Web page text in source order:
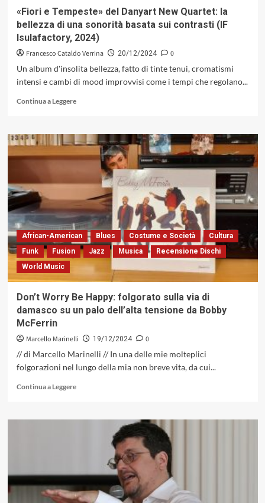
«Fiori e Tempeste» del Danyart New Quartet: la
bellezza di una sonorità basata sui contrasti (IF
Isulafactory, 2024)
Francesco Cataldo Verrina 20/12/2024
0
Un album d'insolita bellezza, fatto di tinte tenui, cromatismi
intensi e cambi di mood improvvisi come i tempi che regolano...
Continua a LeggereLeggi
su
«Fiori
e
Tempeste»
Danyart
New
Quartet:
la
bellezza
di
una
sonorità
basata
contrasti
(IF
2024)
African-American Blues Costume e Società
Cultura
Funk
Fusion Jazz Musica
Recensione Dischi
World Music
Don’t Worry Be Happy: folgorato sulla via di
damasco su un palo dell’alta tensione da Bobby
McFerrin
Marcello Marinelli 19/12/2024
0
// di Marcello Marinelli // In una delle mie molteplici
folgorazioni nel lungo della mia non breve vita, da cui...
Continua a LeggereLeggi
su
folgorato
sulla
via